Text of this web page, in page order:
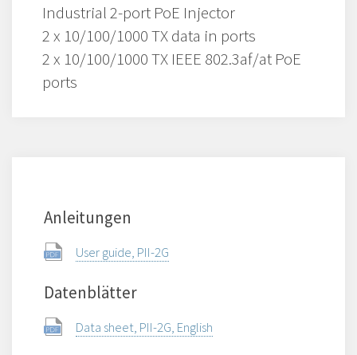
Industrial 2-port PoE Injector
2 x 10/100/1000 TX data in ports
2 x 10/100/1000 TX IEEE 802.3af/at PoE
ports
Anleitungen
User guide, PII-2G
Datenblätter
Data sheet, PII-2G, English